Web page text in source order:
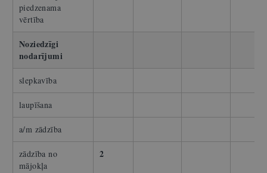
piedzenama
vērtība
Noziedzīgi
nodarījumi
slepkavība
laupīšana
a/m zādzība
zādzība no
mājokļa
2